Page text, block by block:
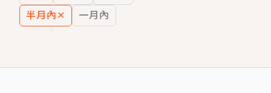
半月內 ✕ 一月內